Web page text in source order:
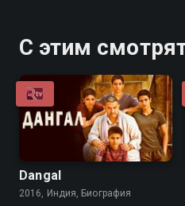
С этим
Dangal
2016, Индия, Биография